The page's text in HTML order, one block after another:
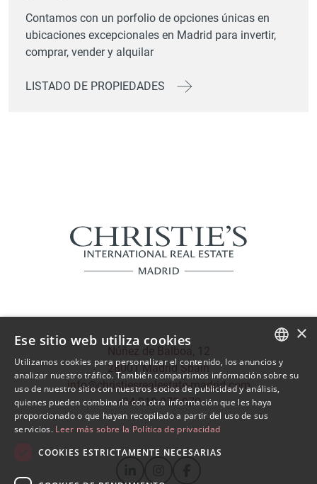
Contamos con un porfolio de opciones únicas en
ubicaciones excepcionales en Madrid para invertir,
comprar, vender y alquilar
LISTADO DE PROPIEDADES
Núñez de Balboa, 12
28001 Madrid Spain
info@christiesrealestate-madrid.com
+34 910 970 970
SPANISH
ENGLISH
×
Ese sitio web utiliza cookies
Utilizamos cookies para personalizar el contenido, los anuncios y
analizar nuestro tráfico. También compartimos información sobre su
uso de nuestro sitio con nuestros socios de publicidad y análisis,
quienes pueden combinarla con otra información que les haya
proporcionado o que hayan recopilado a partir del uso de sus
servicios. Leer más sobre la Política de privacidad
COOKIES ESTRICTAMENTE NECESARIAS